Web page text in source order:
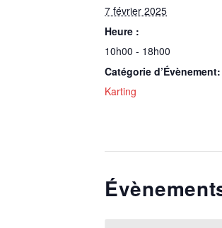
7 février 2025
Heure :
10h00 - 18h00
Catégorie d’Évènement:
Karting